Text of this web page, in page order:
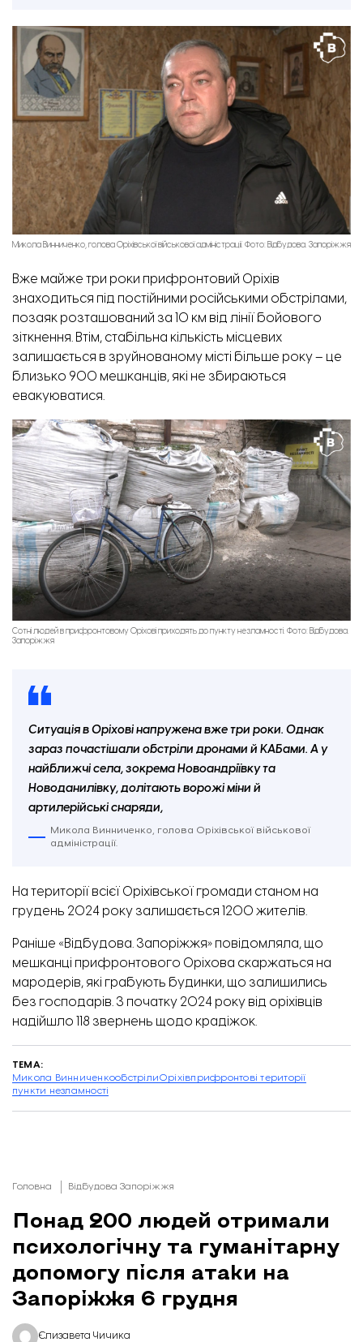
Микола Винниченко, голова Оріхівської військової адміністрації. Фото: Відбудова. Запоріжжя
Вже майже три роки прифронтовий Оріхів
знаходиться під постійними російськими обстрілами,
позаяк розташований за 10 км від лінії бойового
зіткнення. Втім, стабільна кількість місцевих
залишається в зруйнованому місті більше року – це
близько 900 мешканців, які не збираються
евакуюватися.
Сотні людей в прифронтовому Оріхові приходять до пункту незламності. Фото: Відбудова.
Запоріжжя
Ситуація в Оріхові напружена вже три роки. Однак
зараз почастішали обстріли дронами й КАБами. А у
найближчі села, зокрема Новоандріївку та
Новоданилівку, долітають ворожі міни й
артилерійські снаряди,
Микола Винниченко, голова Оріхівської військової
адміністрації.
На території всієї Оріхівської громади станом на
грудень 2024 року залишається 1200 жителів.
Раніше «Відбудова. Запоріжжя» повідомляла, що
мешканці прифронтового Оріхова скаржаться на
мародерів, які грабують будинки, що залишились
без господарів. З початку 2024 року від оріхівців
надійшло 118 звернень щодо крадіжок.
ТЕМА:
Микола ВинниченкообстрілиОріхівприфронтові території
пункти незламності
Головна Відбудова Запоріжжя
Понад 200 людей отримали
психологічну та гуманітарну
допомогу після атаки на
Запоріжжя 6 грудня
Єлизавета Чичика